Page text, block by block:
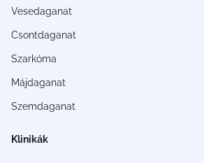
Vesedaganat
Csontdaganat
Szarkóma
Májdaganat
Szemdaganat
Klinikák